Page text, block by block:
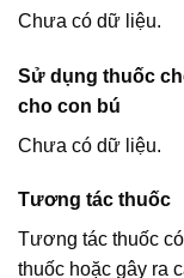
Chưa có dữ liệu.
Sử dụng thuốc
cho con bú
Chưa có dữ liệu.
Tương tác thuốc
Tương tác thuốc
thuốc hoặc gây ra